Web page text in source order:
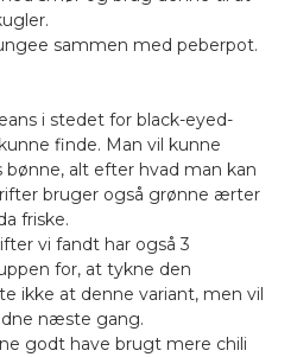
sammen med peberpot.
i stedet for black-eyed-
finde. Man vil kunne
bønne, alt efter hvad man kan
bruger også grønne ærter
friske.
vi fandt har også 3
for, at tykne den
ikke at denne variant, men vil
næste gang.
godt have brugt mere chili